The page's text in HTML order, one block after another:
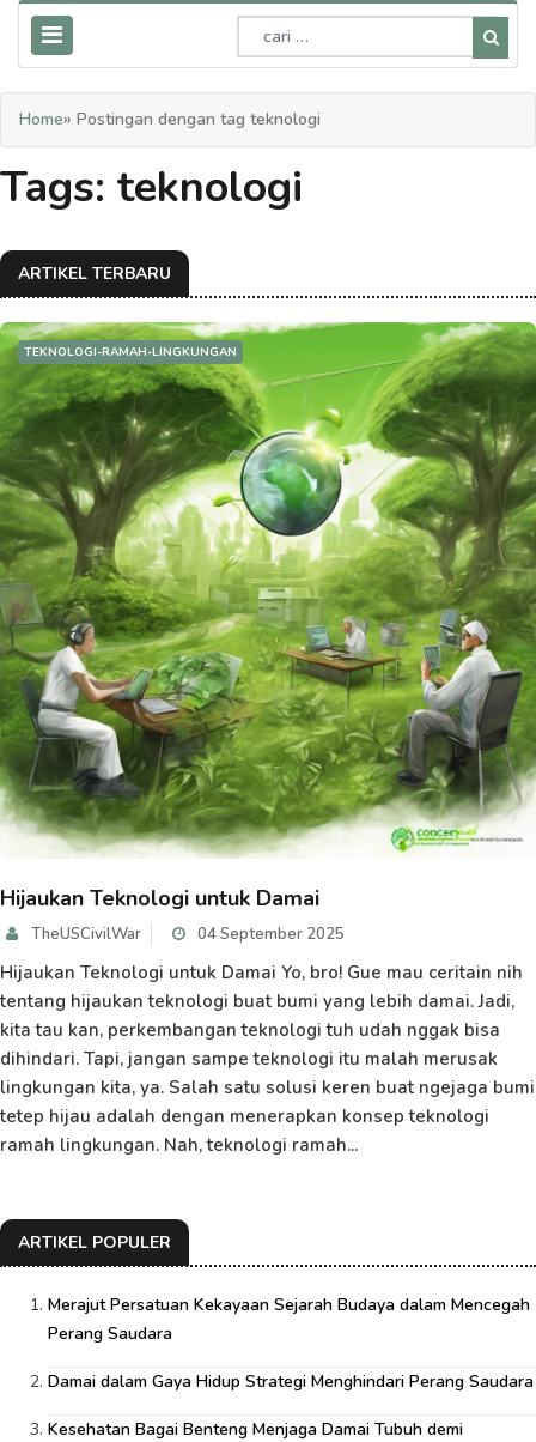
Home» Postingan dengan tag teknologi
Tags: teknologi
ARTIKEL TERBARU
TEKNOLOGI-RAMAH-LINGKUNGAN
Hijaukan Teknologi untuk Damai
TheUSCivilWar 04 September 2025
Hijaukan Teknologi untuk Damai Yo, bro! Gue mau ceritain nih
tentang hijaukan teknologi buat bumi yang lebih damai. Jadi,
kita tau kan, perkembangan teknologi tuh udah nggak bisa
dihindari. Tapi, jangan sampe teknologi itu malah merusak
lingkungan kita, ya. Salah satu solusi keren buat ngejaga bumi
tetep hijau adalah dengan menerapkan konsep teknologi
ramah lingkungan. Nah, teknologi ramah...
ARTIKEL POPULER
Merajut Persatuan Kekayaan Sejarah Budaya dalam Mencegah
Perang Saudara
Damai dalam Gaya Hidup Strategi Menghindari Perang Saudara
Kesehatan Bagai Benteng Menjaga Damai Tubuh demi